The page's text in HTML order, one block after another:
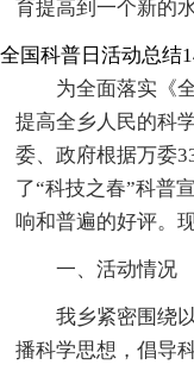
育提高到一个新的水
全国科普日活动总结
为全面落实《
提高全乡人民的科
委、政府根据万委
了“科技之春”科普
响和普遍的好评。
一、活动情况
我乡紧密围绕
播科学思想，倡导